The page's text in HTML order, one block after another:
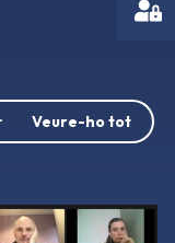
Veure-ho tot